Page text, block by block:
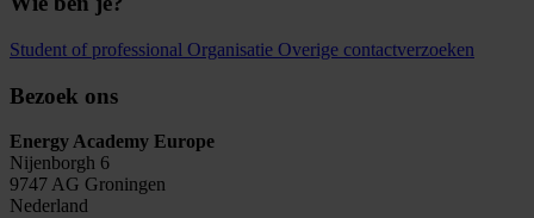
Student of professional Organisatie Overige contactverzoeken
Bezoek ons
Energy Academy Europe
Nijenborgh 6
9747 AG Groningen
Nederland